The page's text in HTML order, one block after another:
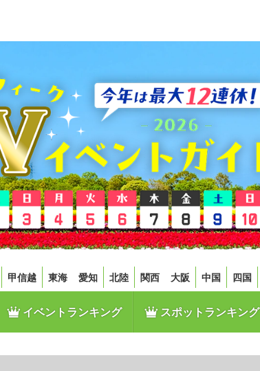
甲信越 東海 愛知 北陸 関西 大阪 中国 四国
イベントランキング スポットランキング